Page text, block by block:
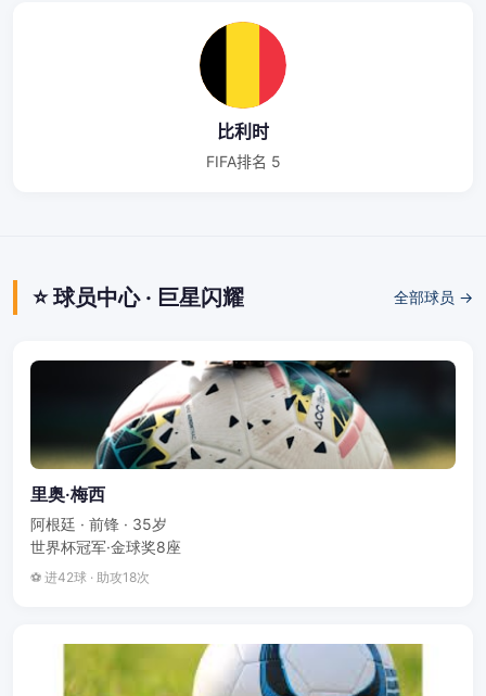
比利时
FIFA排名 5
⭐ 球员中心 · 巨星闪耀 全部球员 →
里奥·梅西
阿根廷 · 前锋 · 35岁
世界杯冠军·金球奖8座
⚽ 进42球 · 助攻18次